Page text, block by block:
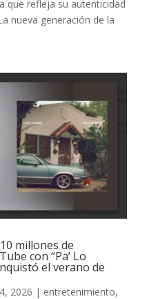
que refleja su autenticidad
nueva generación de la
millones de
con “Pa’ Lo
el verano de
2026 | entretenimiento,